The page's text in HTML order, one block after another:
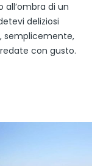
di un
deliziosi
semplicemente,
con gusto.